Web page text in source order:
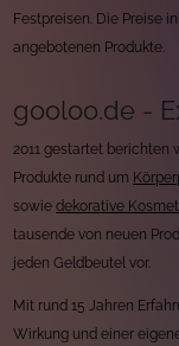
Festpreisen. Die Preise
angebotenen Produkte.
gooloo.de -
2011 gestartet berichten
Produkte rund um
sowiedekorative
tausende von neuen
jeden Geldbeutel vor.
Mit rund 15 Jahren
Wirkung und einer